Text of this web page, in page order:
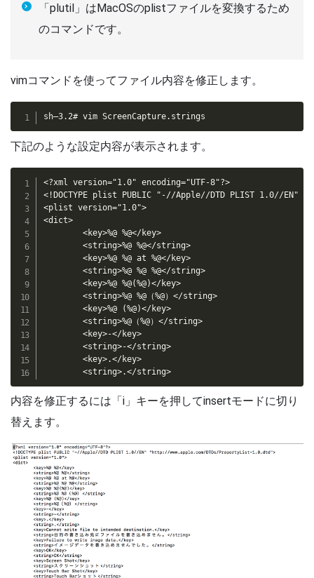
「plutil」はMacOSのplistファイルを変換するため
のコマンドです。
vimコマンドを使ってファイル内容を修正します。
sh–3.2# vim ScreenCapture.strings
下記のような設定内容が表示されます。
<?xml version="1.0" encoding="UTF-8"?>
<!DOCTYPE plist PUBLIC "-//Apple//DTD PLIST 1.0//EN"
<plist version="1.0">
<dict>
        <key>%@ %@</key>
        <string>%@ %@</string>
        <key>%@ %@ at %@</key>
        <string>%@ %@ %@</string>
        <key>%@ %@(%@)</key>
        <string>%@ %@（%@）</string>
        <key>%@ (%@)</key>
        <string>%@（%@）</string>
        <key>-</key>
        <string>-</string>
        <key>.</key>
        <string>.</string>
内容を修正するには「i」キーを押してinsertモードに切り
替えます。